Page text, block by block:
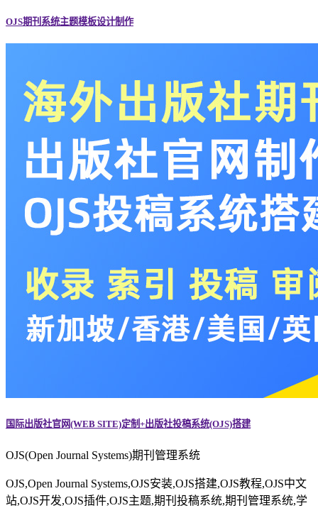
OJS期刊系统主题模板设计制作
国际出版社官网(WEB SITE)定制+出版社投稿系统(OJS)搭建
OJS(Open Journal Systems)期刊管理系统
OJS,Open Journal Systems,OJS安装,OJS搭建,OJS教程,OJS中文
站,OJS开发,OJS插件,OJS主题,期刊投稿系统,期刊管理系统,学